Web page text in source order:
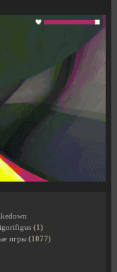
(1)
игры (1077)